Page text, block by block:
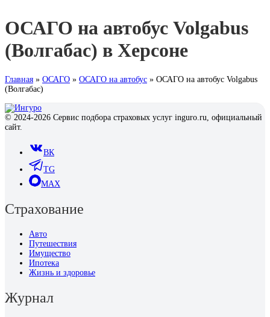
ОСАГО на автобус Volgabus
(Волгабас) в Херсоне
Главная » ОСАГО » ОСАГО на автобус » ОСАГО на автобус Volgabus
(Волгабас)
© 2024-2026 Сервис подбора страховых услуг inguro.ru, официальный
сайт.
ВК
TG
MAX
Страхование
Авто
Путешествия
Имущество
Ипотека
Жизнь и здоровье
Журнал